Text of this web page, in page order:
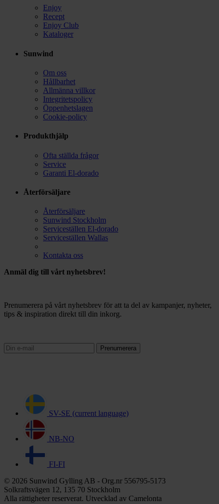
Enjoy
Recept
Enjoy Club
Kataloger
Sunwind
Om oss
Hållbarhet
Allmänna villkor
Integritetspolicy
Öppenhetslagen
Cookie-policy
Produkthjälp
Ofta ställda frågor
Service
Garanti El-dorado
Återförsäljare
Återförsäljare
Sunwind Stockholm
Serviceställen El-dorado
Serviceställen Wallas
Kontakta oss
Anmäl dig till vårt nyhetsbrev!
Prenumerera på vårt nyhetsbrev för att ta del av kampanjer, nyheter,
tips & inspiration direkt till din inkorg.
Prenumerera
SV-SE (current language)
NB-NO
FI-FI
© 2026 Sunwind Gylling AB - Org.nr 556795-5173
Solkraftsvägen 12, 135 70 Stockholm
Alla rättigheter reserverat. Utvecklad av Camelonta